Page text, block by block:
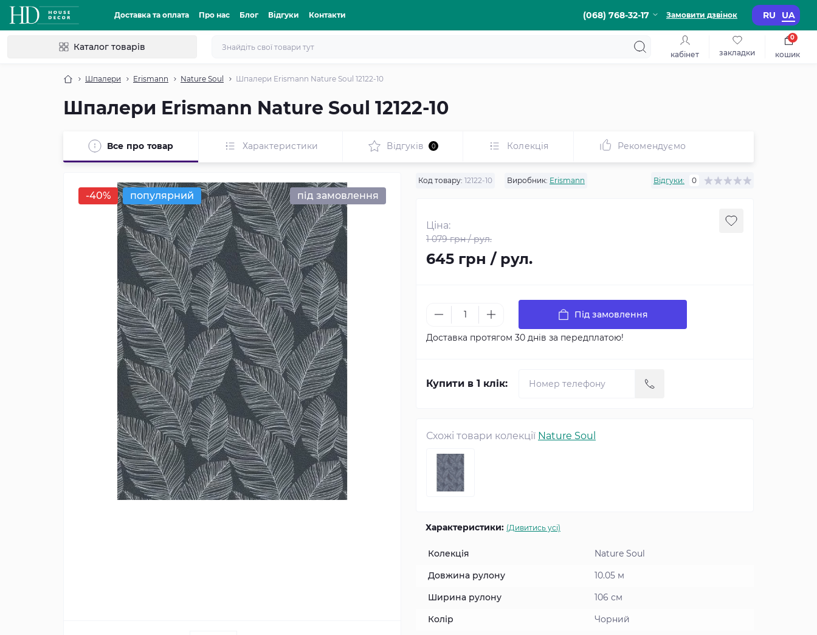
Доставка та оплата Про нас Блог Відгуки Контакти (068) 768-32-17 Замовити дзвінок RU UA
Каталог товарів
кабінет закладки кошик
0
Шпалери Erismann Nature Soul Шпалери Erismann Nature Soul 12122-10
Шпалери Erismann Nature Soul 12122-10
Все про товар Характеристики Відгуків 0 Колекція Рекомендуємо
-40% популярний під замовлення
Код товару: 12122-10 Виробник: Erismann Відгуки: 0
Ціна:
1 079 грн / рул.
645 грн / рул.
Під замовлення
Доставка протягом 30 днів за передплатою!
Купити в 1 клік:
Схожі товари колекції Nature Soul
Характеристики: (Дивитись усі)
Колекція Nature Soul
Довжина рулону 10.05 м
Ширина рулону 106 см
Колір Чорний